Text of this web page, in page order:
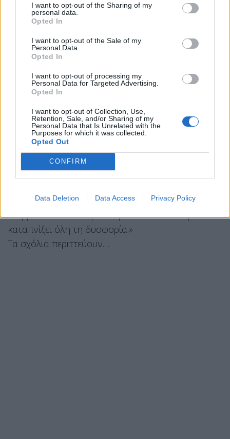
I want to opt-out of the Sharing of my
personal data.
Opted In
I want to opt-out of the Sale of my
Personal Data.
Opted In
I want to opt-out of processing my
Personal Data for Targeted Advertising.
Opted In
I want to opt-out of Collection, Use,
Retention, Sale, and/or Sharing of my
Personal Data that Is Unrelated with the
Purposes for which it was collected.
Opted Out
CONFIRM
Data Deletion Data Access Privacy Policy
Διαβάζοντάς το στάθηκα για λίγο στο παρακάτω
ενδιαφέρον απόσπασμα :
«Είμαι πεπεισμένη ότι αρκετοί από τους πολίτες
και τα δημόσια πρόσωπα που είχαν μολυνθεί από
το Predator δεν το κατήγγειλαν, γιατί ήξεραν πως
η διαρροή μιας καθημερινής τους επικοινωνίας
θα ήταν από μόνη της πρόβλημα. Ήξερα επίσης
πως η παραδοχή ότι παρακολουθούνται πιθανώς
θα οδηγούσε στην πτώση της κυβέρνησης και στο
τέλος της πολιτικής τους καριέρας. Ο
παρακολουθούμενος είναι και εν δυνάμει
εκβιαζόμενος, κανένας πιθανά εκβιαζόμενος δεν
μόνη του ελπίδα είναι η διατήρηση των
ισορροπιών. Κι αυτή είναι μια ελπίδα ικανή να
καταπνίξει όλη τη δυσφορία.»
Τα σχόλια περιττεύουν…